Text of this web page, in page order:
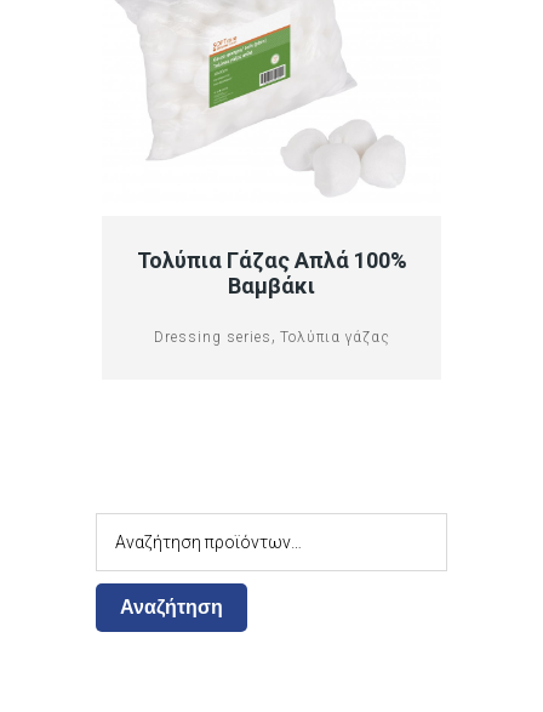
Τολύπια Γάζας Απλά 100%
Βαμβάκι
Dressing series , Τολύπια γάζας
Αναζήτηση